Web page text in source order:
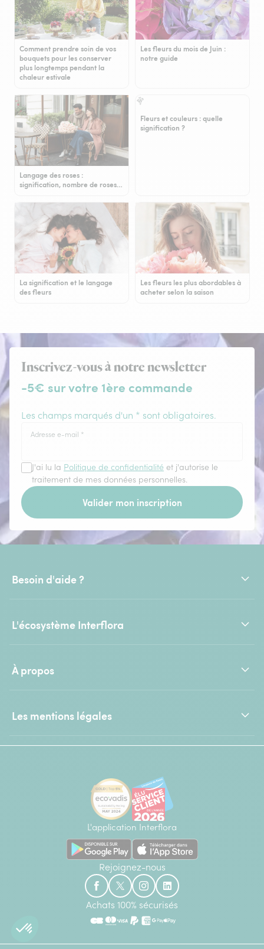
Comment prendre soin de vos
bouquets pour les conserver
plus longtemps pendant la
chaleur estivale
Les fleurs du mois de Juin :
notre guide
Langage des roses :
signification, nombre de roses…
Fleurs et couleurs : quelle
signification ?
La signification et le langage
des fleurs
Les fleurs les plus abordables à
acheter selon la saison
Inscrivez-vous à notre newsletter
-5€ sur votre 1ère commande
Les champs marqués d'un * sont obligatoires.
Adresse e-mail *
J'ai lu la Politique de confidentialité et j'autorise le
traitement de mes données personnelles.
Valider mon inscription
Besoin d'aide ?
L'écosystème Interflora
À propos
Les mentions légales
L'application Interflora
Rejoignez-nous
Achats 100% sécurisés